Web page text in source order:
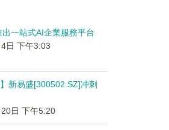
一站式AI企業服務平台
日 下午3:03
】新易盛[300502.SZ]冲刺
日 下午5:20